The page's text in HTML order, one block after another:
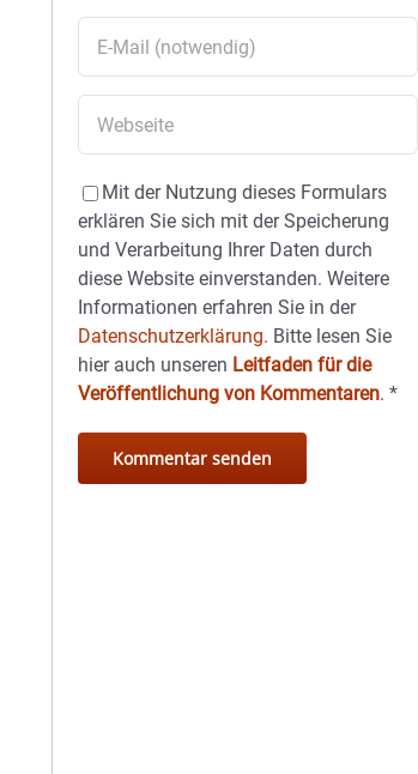
Mit der Nutzung dieses Formulars
erklären Sie sich mit der Speicherung
und Verarbeitung Ihrer Daten durch
diese Website einverstanden. Weitere
Informationen erfahren Sie in der
Datenschutzerklärung. Bitte lesen Sie
hier auch unseren Leitfaden für die
Veröffentlichung von Kommentaren.*